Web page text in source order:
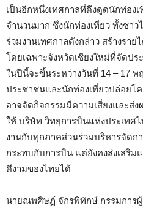
เป็นอีกหนึ่งเทศกาลที่ดึงดูดนักท่องเ
จำนวนมาก ซึ่งนักท่องเที่ยว ทั้งชาว
ร่วมงานเทศกาลดังกล่าว สร้างราย
โดยเฉพาะจังหวัดเชียงใหม่ที่จัดป
ในปีนี้จะขึ้นระหว่างวันที่ 14 – 17
ประชาชนและนักท่องเที่ยวปล่อยโ
อาจจัดกิจกรรมมีความเสี่ยงและส่
ให้ บริษัท วิทยุการบินแห่งประเทศ
งานกับทุกภาคส่วนร่วมบริหารจัดก
กระทบกับการบิน แต่ยังคงส่งเสริ
ดีงามของไทยได้
นายณพศิษฏ์ จักรพิทักษ์ กรรมการผู้